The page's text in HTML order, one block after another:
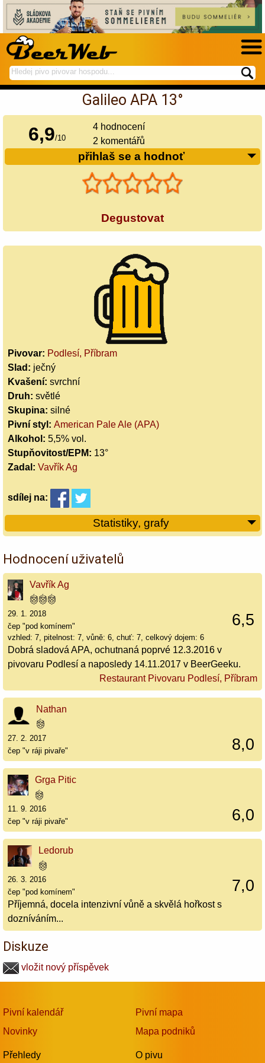
hledej
na
spustí
hledání
Galileo APA 13°
6,9/10
4 hodnocení
2 komentářů
přihlaš se a hodnoť
Degustovat
Pivovar: Podlesí, Příbram
Slad: ječný
Kvašení: svrchní
Druh: světlé
Skupina: silné
Pivní styl: American Pale Ale (APA)
Alkohol: 5,5% vol.
Stupňovitost/EPM: 13°
Zadal: Vavřík Ag
sdílej na:
Statistiky, grafy
Hodnocení uživatelů
Vavřík Ag
6,5
29. 1. 2018
čep "pod komínem"
vzhled: 7, pitelnost: 7, vůně: 6, chuť: 7, celkový dojem: 6
Dobrá sladová APA, ochutnaná poprvé 12.3.2016 v
pivovaru Podlesí a naposledy 14.11.2017 v BeerGeeku.
Restaurant Pivovaru Podlesí, Příbram
Nathan
8,0
27. 2. 2017
čep "v ráji pivaře"
Grga Pitic
6,0
11. 9. 2016
čep "v ráji pivaře"
Ledorub
7,0
26. 3. 2016
čep "pod komínem"
Příjemná, docela intenzivní vůně a skvělá hořkost s
dozníváním...
Diskuze
vložit nový příspěvek
Pivní kalendář
Novinky
Přehledy
Pivní mapa
Mapa podniků
O pivu